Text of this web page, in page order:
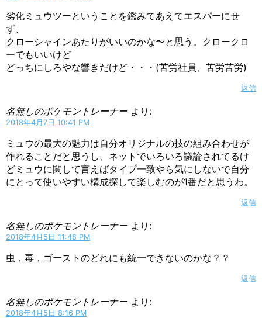
劣化ミュウツーということを鑑みてあえてエスパーにせ
ず、
クローシャインあたりがいいのかな〜と思う。クロークロ
ーでもいいけど
どっちにしろやな響きだけど・・・(苦労社員、苦労苦労)
返信
名無しのポケモントレーナー より:
2018年4月7日 10:41 PM
ミュウの最大の魅力は自分オリジナルの技の組み合わせが
作れることだと思うし、ネットでいろいろ議論されてるけ
どミュウに関して言えばタイプ一致やら気にしないで自分
にとって使いやすい構成探して楽しむのが1番だと思うわ。
返信
名無しのポケモントレーナー より:
2018年4月5日 11:48 PM
虫，毒，ゴーストのどれにも統一できないのかな？？
返信
名無しのポケモントレーナー より:
2018年4月5日 8:16 PM